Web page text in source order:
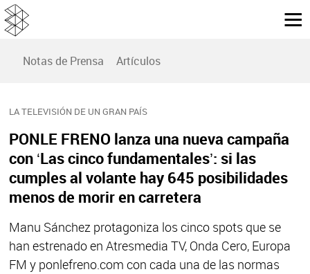
Notas de Prensa Artículos
LA TELEVISIÓN DE UN GRAN PAÍS
PONLE FRENO lanza una nueva campaña
con ‘Las cinco fundamentales’: si las
cumples al volante hay 645 posibilidades
menos de morir en carretera
Manu Sánchez protagoniza los cinco spots que se
han estrenado en Atresmedia TV, Onda Cero, Europa
FM y ponlefreno.com con cada una de las normas